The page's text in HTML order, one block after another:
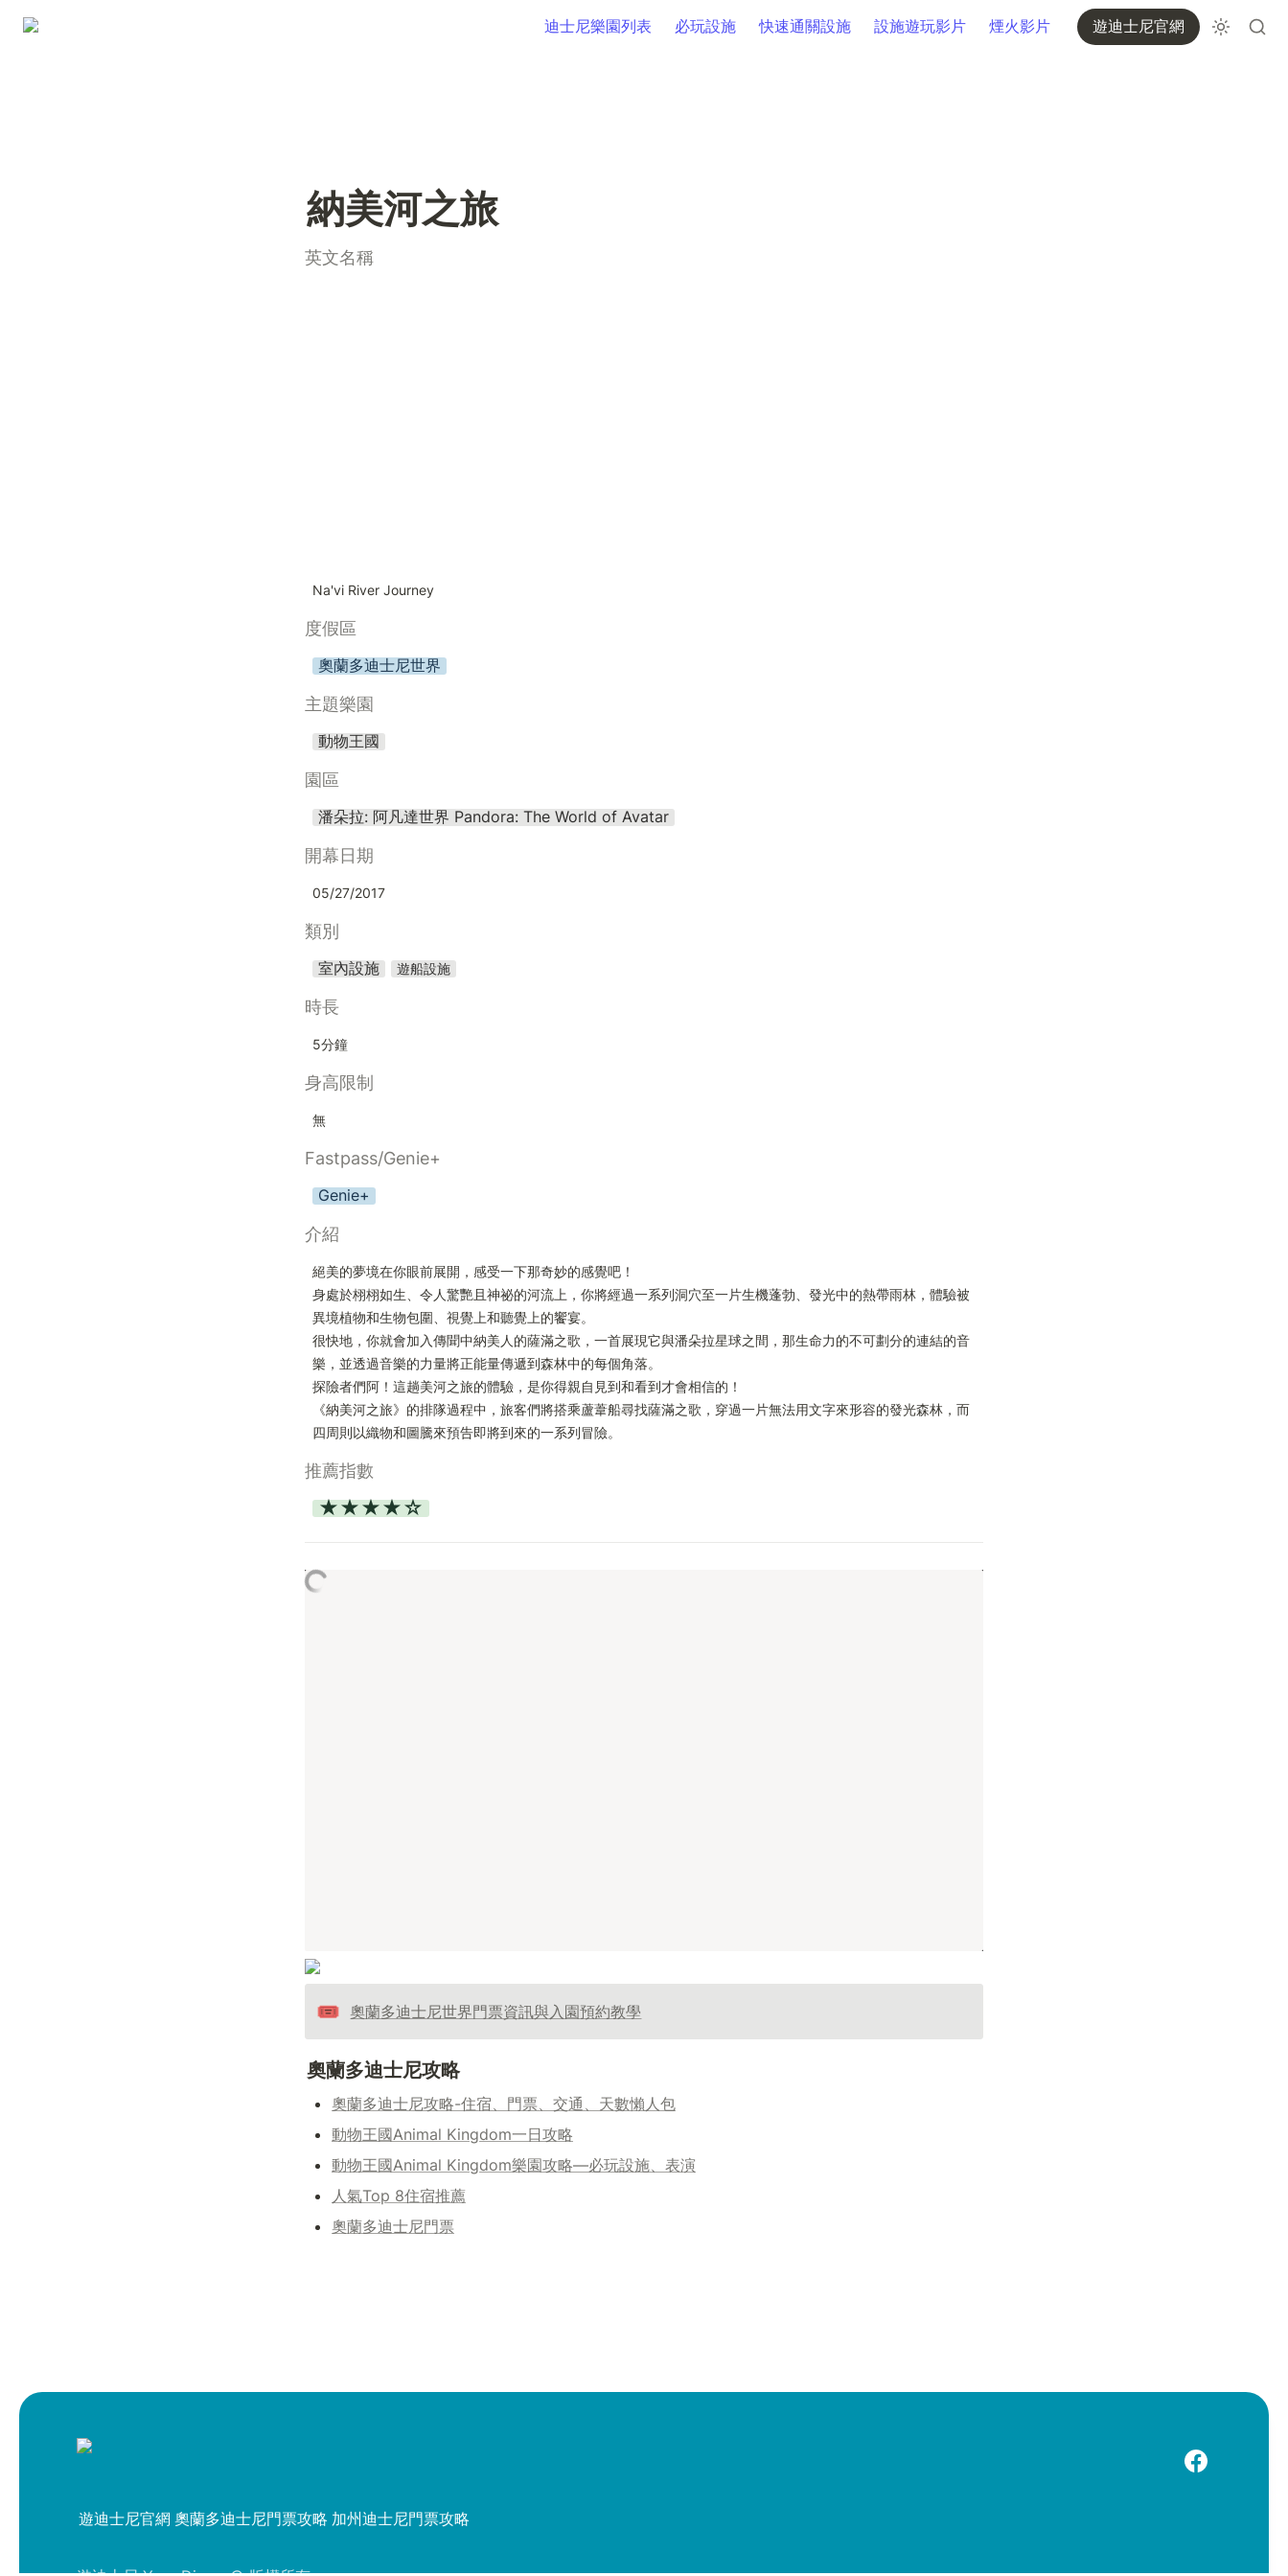
迪士尼樂園列表 必玩設施 快速通關設施 設施遊玩影片 煙火影片 遊迪士尼官網
納美河之旅
英文名稱
Na'vi River Journey
度假區
奧蘭多迪士尼世界
主題樂園
動物王國
園區
潘朵拉: 阿凡達世界 Pandora: The World of Avatar
開幕日期
05/27/2017
類別
室內設施 遊船設施
時長
5分鐘
身高限制
無
Fastpass/Genie+
Genie+
介紹
絕美的夢境在你眼前展開，感受一下那奇妙的感覺吧！
身處於栩栩如生、令人驚艷且神祕的河流上，你將經過一系列洞穴至一片生機蓬勃、發光中的熱帶雨林，體驗被
異境植物和生物包圍、視覺上和聽覺上的饗宴。
很快地，你就會加入傳聞中納美人的薩滿之歌，一首展現它與潘朵拉星球之間，那生命力的不可劃分的連結的音
樂，並透過音樂的力量將正能量傳遞到森林中的每個角落。
探險者們阿！這趟美河之旅的體驗，是你得親自見到和看到才會相信的！
《納美河之旅》的排隊過程中，旅客們將搭乘蘆葦船尋找薩滿之歌，穿過一片無法用文字來形容的發光森林，而
四周則以織物和圖騰來預告即將到來的一系列冒險。
推薦指數
★★★★☆
🎟️ 奧蘭多迪士尼世界門票資訊與入園預約教學
奧蘭多迪士尼攻略
奧蘭多迪士尼攻略-住宿、門票、交通、天數懶人包
動物王國Animal Kingdom一日攻略
動物王國Animal Kingdom樂園攻略—必玩設施、表演
人氣Top 8住宿推薦
奧蘭多迪士尼門票
遊迪士尼官網 奧蘭多迪士尼門票攻略 加州迪士尼門票攻略